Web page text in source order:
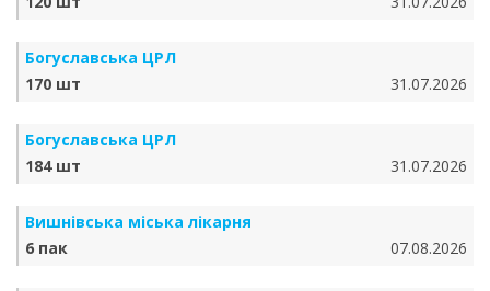
Богуславська ЦРЛ
170 шт
31.07.2026
Богуславська ЦРЛ
184 шт
31.07.2026
Вишнівська міська лікарня
6 пак
07.08.2026